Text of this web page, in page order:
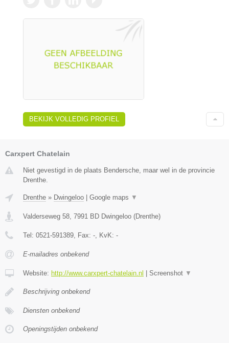
BEKIJK VOLLEDIG PROFIEL
Carxpert Chatelain
Niet gevestigd in de plaats Bendersche, maar wel in de provincie
Drenthe.
Drenthe » Dwingeloo | Google maps ▼
Valderseweg 58 7991 BD Dwingeloo (Drenthe)
Tel: 0521-591389 , Fax: - , KvK: -
E-mailadres onbekend
Website: http://www.carxpert-chatelain.nl | Screenshot ▼
Beschrijving onbekend
Diensten onbekend
Openingstijden onbekend